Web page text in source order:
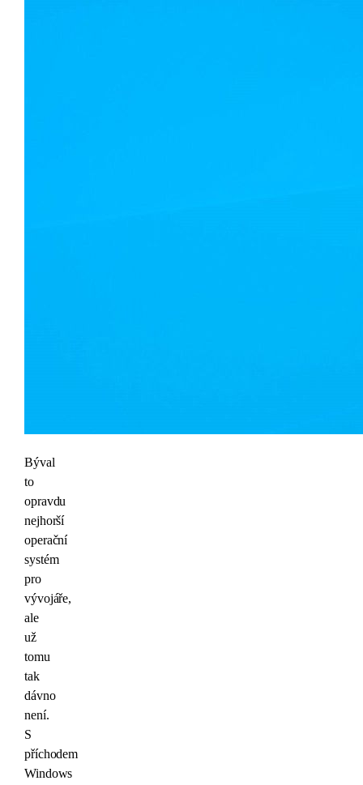
Býval
to
opravdu
nejhorší
operační
systém
pro
vývojáře,
ale
už
tomu
tak
dávno
není.
S
příchodem
Windows